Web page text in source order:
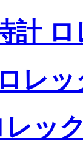
計
ロレ
レッ